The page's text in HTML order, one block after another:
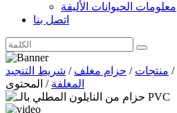
معلومات الحيوانات الأليفة
اتصل بنا
/ منتجات / حزام مغلف / شريط التنجيد PVC
المغلفة / المحتوى